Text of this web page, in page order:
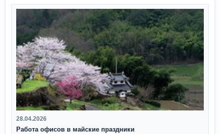
28.04.2026
Работа офисов в майские праздники